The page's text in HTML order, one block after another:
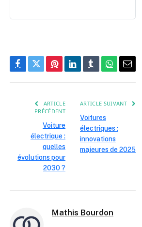
Facebook
TwitterPinterestLinkedInTumblrWhatsApp
E-
ARTICLE
PRÉCÉDENT
Voiture
électrique :
quelles
évolutions pour
2030 ?
ARTICLE SUIVANT
Voitures
électriques :
innovations
majeures de 2025
Mathis Bourdon